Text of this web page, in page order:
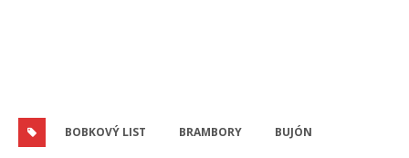
BOBKOVÝ LIST BRAMBORY BUJÓN